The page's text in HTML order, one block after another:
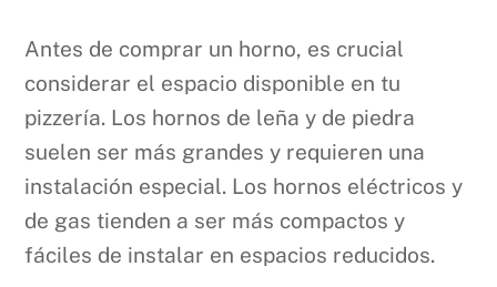
Antes de comprar un horno, es crucial
considerar el espacio disponible en tu
pizzería. Los hornos de leña y de piedra
suelen ser más grandes y requieren una
instalación especial. Los hornos eléctricos y
de gas tienden a ser más compactos y
fáciles de instalar en espacios reducidos.